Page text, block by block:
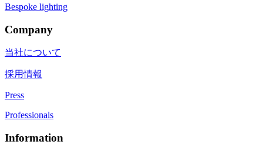
Bespoke lighting
Company
当社について
採用情報
Press
Professionals
Information